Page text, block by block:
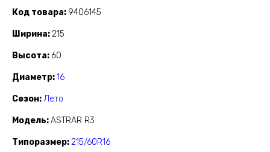
Код товара 9406145
Ширина 215
Высота 60
Диаметр 16
Сезон Лето
Модель ASTRAR R3
Типоразмер 215/60R16